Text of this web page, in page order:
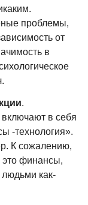
проблемы,
от
в
.
в себя
-технология».
К сожалению,
это финансы,
людьми как-